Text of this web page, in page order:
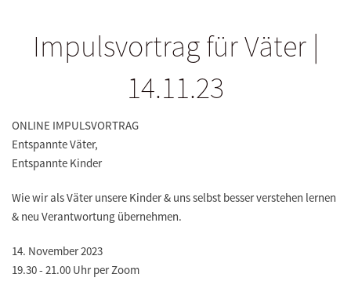
Impulsvortrag für Väter |
14.11.23
ONLINE IMPULSVORTRAG
Entspannte Väter,
Entspannte Kinder
Wie wir als Väter unsere Kinder & uns selbst besser verstehen lernen
& neu Verantwortung übernehmen.
14. November 2023
19.30 - 21.00 Uhr per Zoom